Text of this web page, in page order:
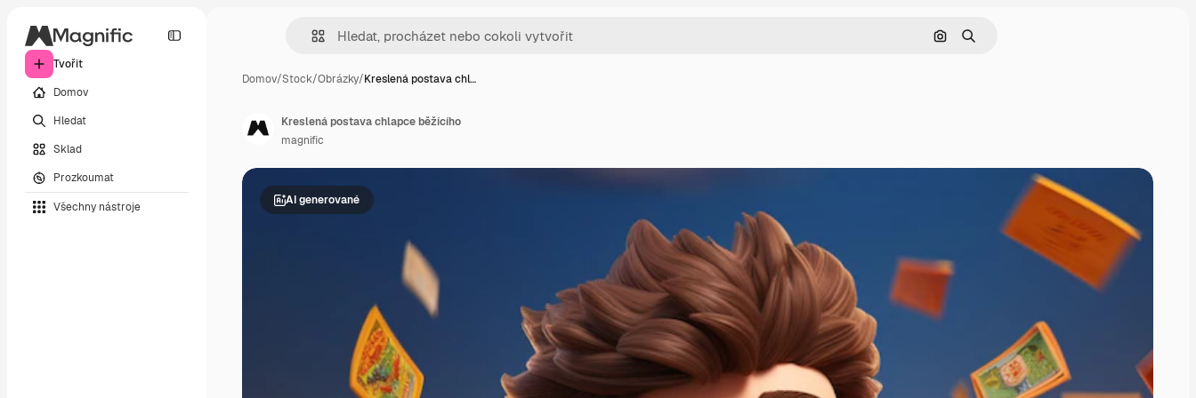
Tvořit
Domov
Hledat
Sklad
Prozkoumat
Všechny nástroje
Hledat podle obrázku
Hledat
Domov/Stock/Obrázky/Kreslená postava chl…
AI generované
Kreslená postava chlapce běžícího
magnific